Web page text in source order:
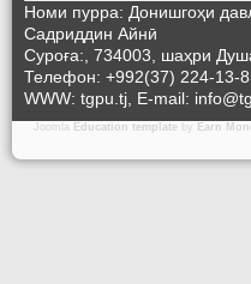
Номи пурра: Донишгоҳи
Садриддин Айнӣ
Суроға:, 734003, шаҳри
Телефон: +992(37) 224-13-
WWW: tgpu.tj, E-mail:
Joomla Education template by Earn